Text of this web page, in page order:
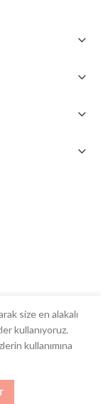
size en alakalı
kullanıyoruz.
kullanımına